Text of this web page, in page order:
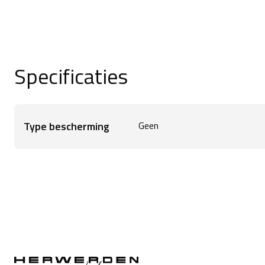
verpakt in een stevige dubbele laag, met
vingers voor controle van de remhendel. De
Specificaties
Type bescherming Geen